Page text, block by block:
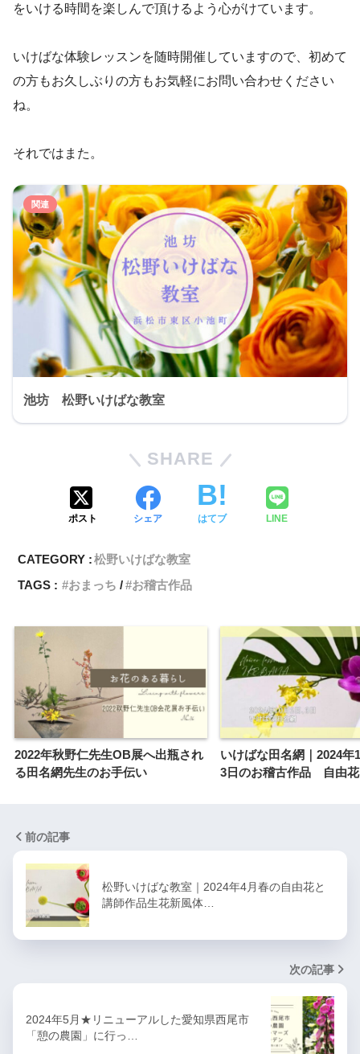
をいける時間を楽しんで頂けるよう心がけています。
いけばな体験レッスンを随時開催していますので、初めて
の方もお久しぶりの方もお気軽にお問い合わせください
ね。
それではまた。
池坊 松野いけばな教室
SHARE
ポスト シェア はてブ LINE
CATEGORY :松野いけばな教室
TAGS :
おまっち お稽古作品
2022年秋野仁先生OB展へ出瓶され
る田名網先生のお手伝い
いけばな田名網｜2024年
3日のお稽古作品 自由花
前の記事
松野いけばな教室｜2024年4月春の自由花と
講師作品生花新風体…
次の記事
2024年5月★リニューアルした愛知県西尾市
「憩の農園」に行っ…